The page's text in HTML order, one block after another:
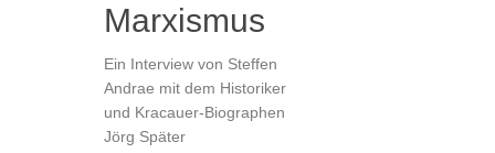
Marxismus
Ein Interview von Steffen
Andrae mit dem Historiker
und Kracauer-Biographen
Jörg Später